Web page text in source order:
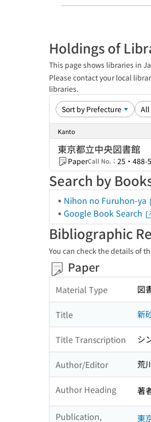
Holdings of
This page shows libraries in
Please contact your local
libraries.
Kanto
東京都立中央図書館
PaperCall No.： 25・488-
Search by
Nihon no Furuhon-ya
Google Book Search
Bibliographic
You can check the details of
Paper
Material Type 図
Title 新
Title Transcription シ
Author/Editor 荒
Author Heading 著
Publication,
東